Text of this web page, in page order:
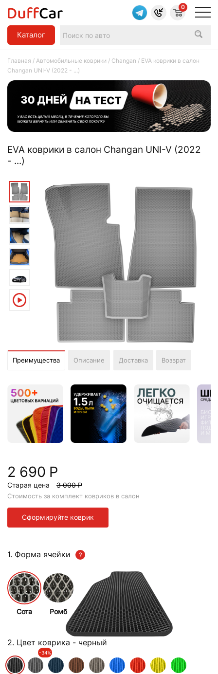
Каталог
0
Главная / Автомобильные коврики / Changan / EVA коврики в салон
Changan UNI-V (2022 - ...)
EVA коврики в салон Changan UNI-V (2022
- ...)
Преимущества Описание Доставка Возврат
2 690 Р
Старая цена 3 000 Р
Стоимость за комплект ковриков в салон
Сформируйте коврик
1. Форма ячейки
Сота Ромб
2. Цвет коврика - черный
-34%